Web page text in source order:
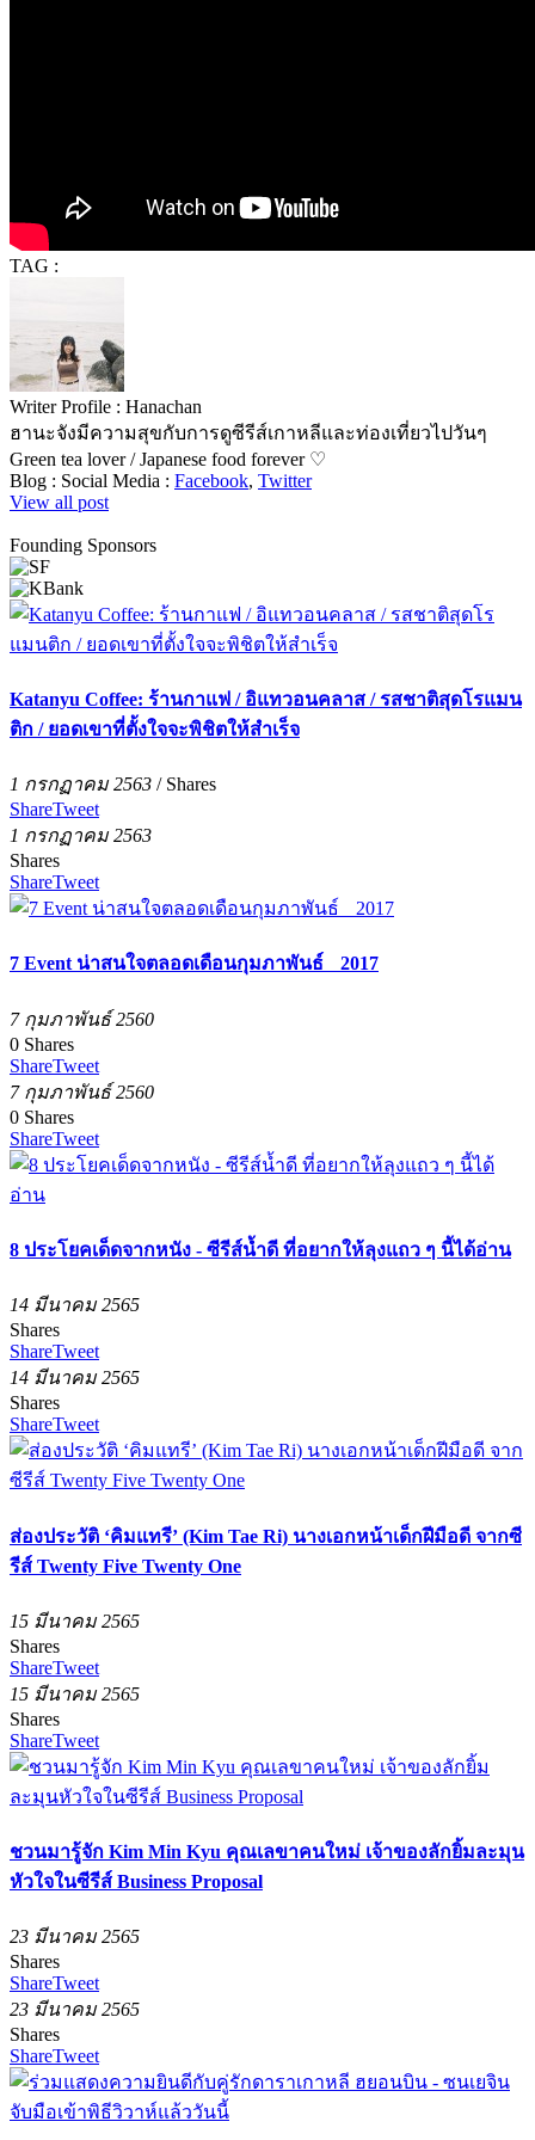
TAG :
Writer Profile : Hanachan
ฮานะจังมีความสุขกับการดูซีรีส์เกาหลีและท่องเที่ยวไปวันๆ
Green tea lover / Japanese food forever ♡
Blog : Social Media : Facebook, Twitter
View all post
Founding Sponsors
Katanyu Coffee: ร้านกาแฟ / อิแทวอนคลาส / รสชาติสุดโรแมน
ติก / ยอดเขาที่ตั้งใจจะพิชิตให้สำเร็จ
1 กรกฏาคม 2563 / Shares
ShareTweet
1 กรกฏาคม 2563
Shares
ShareTweet
7 Event น่าสนใจตลอดเดือนกุมภาพันธ์ 2017
7 กุมภาพันธ์ 2560
0 Shares
ShareTweet
7 กุมภาพันธ์ 2560
0 Shares
ShareTweet
8 ประโยคเด็ดจากหนัง - ซีรีส์น้ำดี ที่อยากให้ลุงแถว ๆ นี้ได้อ่าน
14 มีนาคม 2565
Shares
ShareTweet
14 มีนาคม 2565
Shares
ShareTweet
ส่องประวัติ ‘คิมแทรี’ (Kim Tae Ri) นางเอกหน้าเด็กฝีมือดี จากซี
รีส์ Twenty Five Twenty One
15 มีนาคม 2565
Shares
ShareTweet
15 มีนาคม 2565
Shares
ShareTweet
ชวนมารู้จัก Kim Min Kyu คุณเลขาคนใหม่ เจ้าของลักยิ้มละมุน
หัวใจในซีรีส์ Business Proposal
23 มีนาคม 2565
Shares
ShareTweet
23 มีนาคม 2565
Shares
ShareTweet